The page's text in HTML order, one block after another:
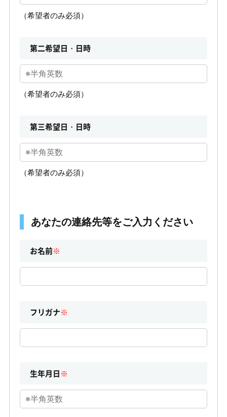
（希望者のみ必須）
第二希望日・日時
（希望者のみ必須）
第三希望日・日時
（希望者のみ必須）
あなたの連絡先等をご入力ください
お名前※
フリガナ※
生年月日※